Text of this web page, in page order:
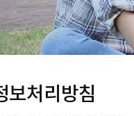
보처리방침